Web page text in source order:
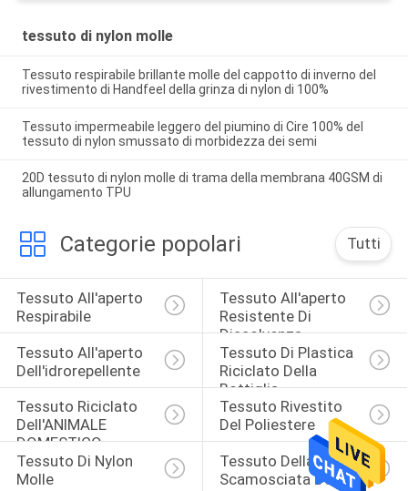
tessuto di nylon molle
Tessuto respirabile brillante molle del cappotto di inverno del
rivestimento di Handfeel della grinza di nylon di 100%
Tessuto impermeabile leggero del piumino di Cire 100% del
tessuto di nylon smussato di morbidezza dei semi
20D tessuto di nylon molle di trama della membrana 40GSM di
allungamento TPU
Categorie popolari Tutti
Tessuto All'aperto
Respirabile
Tessuto All'aperto
Resistente Di
Dissolvenza
Tessuto All'aperto
Dell'idrorepellente
Tessuto Di Plastica
Riciclato Della
Bottiglia
Tessuto Riciclato
Dell'ANIMALE
DOMESTICO
Tessuto Rivestito
Del Poliestere
Tessuto Di Nylon
Molle
Tessuto Della Pelle
Scamosciata Del